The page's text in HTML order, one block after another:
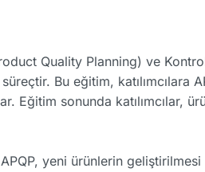
Quality Planning) ve
Bu eğitim, katılımcılara
Eğitim sonunda katılımcılar,
yeni ürünlerin